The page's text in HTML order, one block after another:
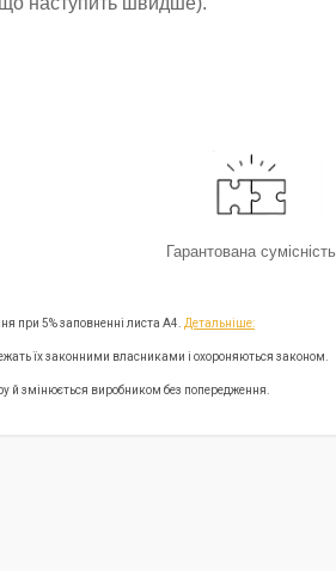
Гарантована сумісність
при 5% заповненні листа А4. Детальніше:
їх законними власниками і охороняються законом.
й змінюється виробником без попередження.